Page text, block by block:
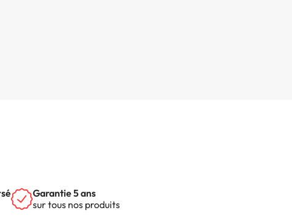
Garantie 5 ans
sur tous nos produits